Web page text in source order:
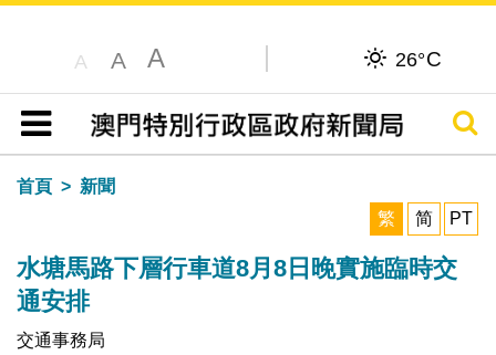
A A A 26°C
目錄
搜尋
首頁
新聞
繁
简 PT
水塘馬路下層行車道8月8日晚實施臨時交
通安排
交通事務局